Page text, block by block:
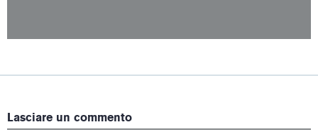
Lasciare un commento